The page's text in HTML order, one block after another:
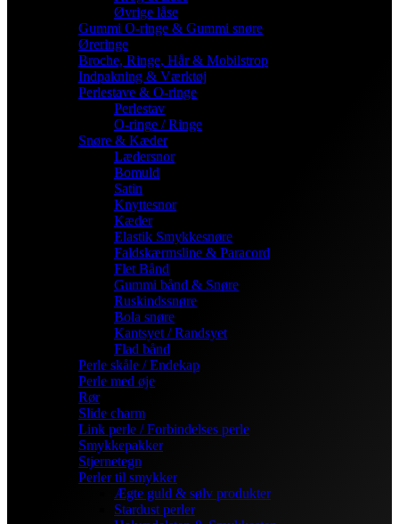
Øvrige låse
Gummi O-ringe & Gummi snøre
Øreringe
Broche, Ringe, Hår & Mobilstrop
Indpakning & Værktøj
Perlestave & O-ringe
Perlestav
O-ringe / Ringe
Snøre & Kæder
Lædersnor
Bomuld
Satin
Knyttesnor
Kæder
Elastik Smykkesnøre
Faldskærmsline & Paracord
Flet Bånd
Gummi bånd & Snøre
Ruskindssnøre
Bola snøre
Kantsyet / Randsyet
Flad bånd
Perle skåle / Endekap
Perle med øje
Rør
Slide charm
Link perle / Forbindelses perle
Smykkepakker
Stjernetegn
Perler til smykker
Ægte guld & sølv produkter
Stardust perler